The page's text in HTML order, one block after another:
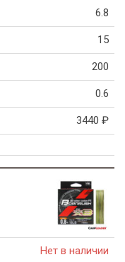
6.8
15
200
0.6
3440 ₽
Нет в наличии